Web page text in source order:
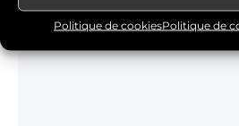
Politique de cookiesPolitique de